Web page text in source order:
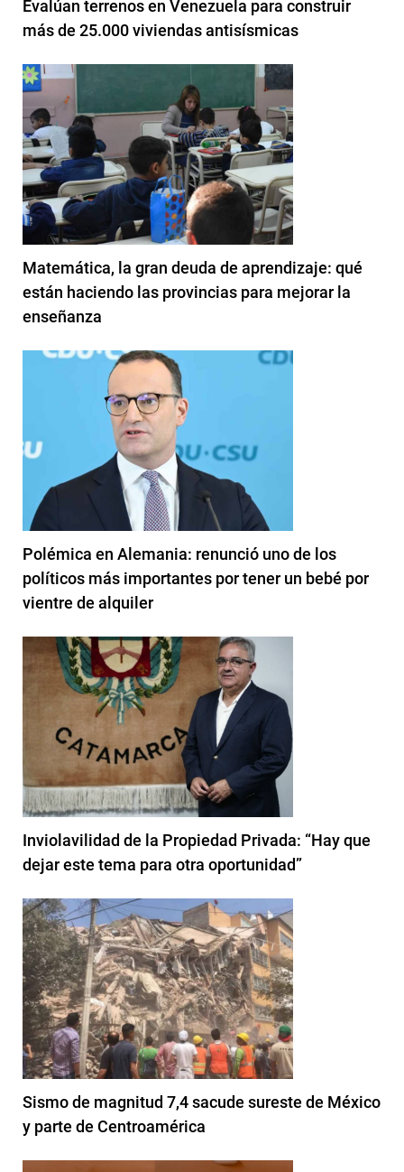
Evalúan terrenos en Venezuela para construir
más de 25.000 viviendas antisísmicas
Matemática, la gran deuda de aprendizaje: qué
están haciendo las provincias para mejorar la
enseñanza
Polémica en Alemania: renunció uno de los
políticos más importantes por tener un bebé por
vientre de alquiler
Inviolavilidad de la Propiedad Privada: “Hay que
dejar este tema para otra oportunidad”
Sismo de magnitud 7,4 sacude sureste de México
y parte de Centroamérica